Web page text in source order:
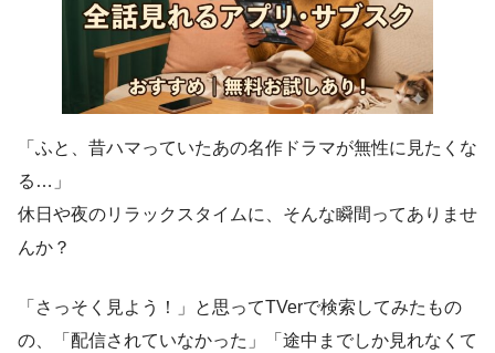
「ふと、昔ハマっていたあの名作ドラマが無性に見たくな
る…」
休日や夜のリラックスタイムに、そんな瞬間ってありませ
んか？
「さっそく見よう！」と思ってTVerで検索してみたもの
の、「配信されていなかった」「途中までしか見れなくて